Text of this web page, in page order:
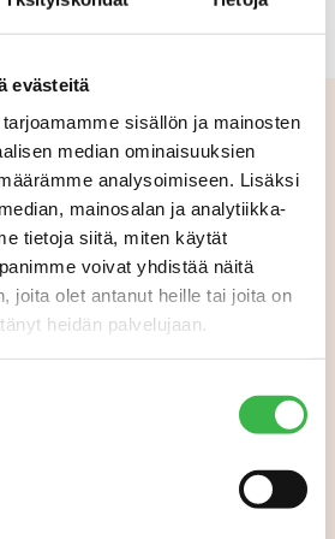
evästeitä
sisällön ja mainosten
median ominaisuuksien
analysoimiseen. Lisäksi
mainosalan ja analytiikka-
tietoja siitä, miten käytät
voivat yhdistää näitä
joita olet antanut heille tai joita on
heidän palvelujaan.
liittyvää